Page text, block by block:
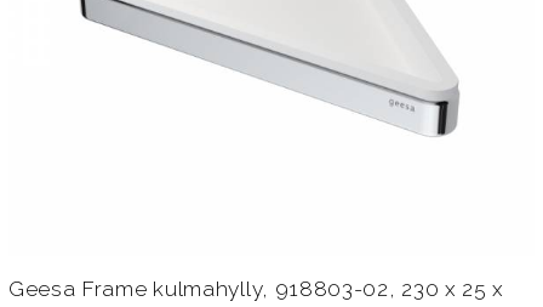
Geesa Frame kulmahylly, 918803-02, 230 x 25 x